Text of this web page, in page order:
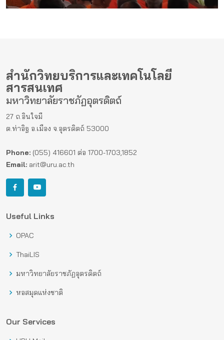
สำนักวิทยบริการและเทคโนโลยี
สารสนเทศ
มหาวิทยาลัยราชภัฏอุตรดิตถ์
27 ถ.อินใจมี
ต.ท่าอิฐ อ.เมือง จ.อุตรดิตถ์ 53000
Phone: (055) 416601 ต่อ 1700-1703,1852
Email: arit@uru.ac.th
Useful Links
OPAC
ThaiLIS
มหาวิทยาลัยราชภัฏอุตรดิตถ์
หอสมุดแห่งชาติ
Our Services